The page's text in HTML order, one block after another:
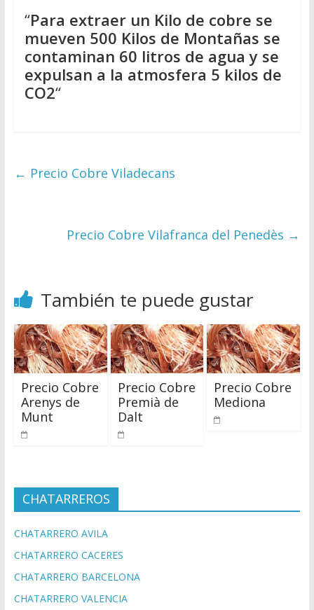
“Para extraer un Kilo de cobre se
mueven 500 Kilos de Montañas se
contaminan 60 litros de agua y se
expulsan a la atmosfera 5 kilos de
CO2“
← Precio Cobre Viladecans
Precio Cobre Vilafranca del Penedès →
También te puede gustar
Precio Cobre
Arenys de
Munt
Precio Cobre
Premià de
Dalt
Precio Cobre
Mediona
CHATARREROS
CHATARRERO AVILA
CHATARRERO CACERES
CHATARRERO BARCELONA
CHATARRERO VALENCIA